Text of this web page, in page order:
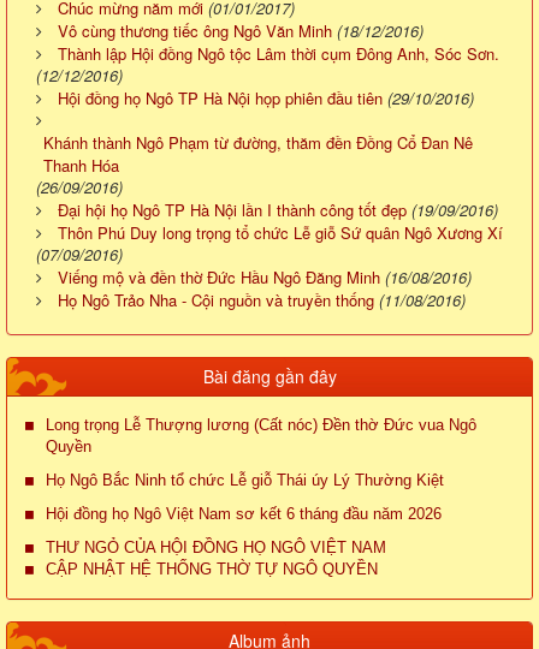
Chúc mừng năm mới (01/01/2017)
Vô cùng thương tiếc ông Ngô Văn Minh (18/12/2016)
Thành lập Hội đồng Ngô tộc Lâm thời cụm Đông Anh, Sóc Sơn.
(12/12/2016)
Hội đồng họ Ngô TP Hà Nội họp phiên đầu tiên (29/10/2016)
Khánh thành Ngô Phạm từ đường, thăm đền Đồng Cổ Đan Nê
Thanh Hóa
(26/09/2016)
Đại hội họ Ngô TP Hà Nội lần I thành công tốt đẹp (19/09/2016)
Thôn Phú Duy long trọng tổ chức Lễ giỗ Sứ quân Ngô Xương Xí
(07/09/2016)
Viếng mộ và đền thờ Đức Hầu Ngô Đăng Minh (16/08/2016)
Họ Ngô Trảo Nha - Cội nguồn và truyền thống (11/08/2016)
Bài đăng gần đây
Long trọng Lễ Thượng lương (Cất nóc) Đền thờ Đức vua Ngô
Quyền
Họ Ngô Bắc Ninh tổ chức Lễ giỗ Thái úy Lý Thường Kiệt
Hội đồng họ Ngô Việt Nam sơ kết 6 tháng đầu năm 2026
THƯ NGỎ CỦA HỘI ĐỒNG HỌ NGÔ VIỆT NAM
CẬP NHẬT HỆ THỐNG THỜ TỰ NGÔ QUYỀN
Album ảnh